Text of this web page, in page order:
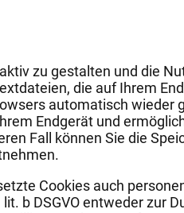
zu gestalten und die
die auf Ihrem
automatisch wieder
Endgerät und
Fall können Sie die
Cookies auch
b DSGVO entweder zur